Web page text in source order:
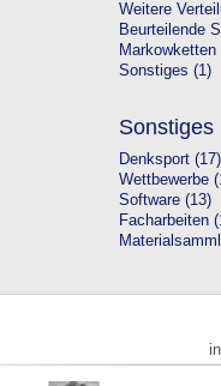
Weitere
Beurteilende
Markowketten
Sonstiges (1)
Sonstiges
Denksport (17)
Wettbewerbe
Software (13)
Facharbeiten